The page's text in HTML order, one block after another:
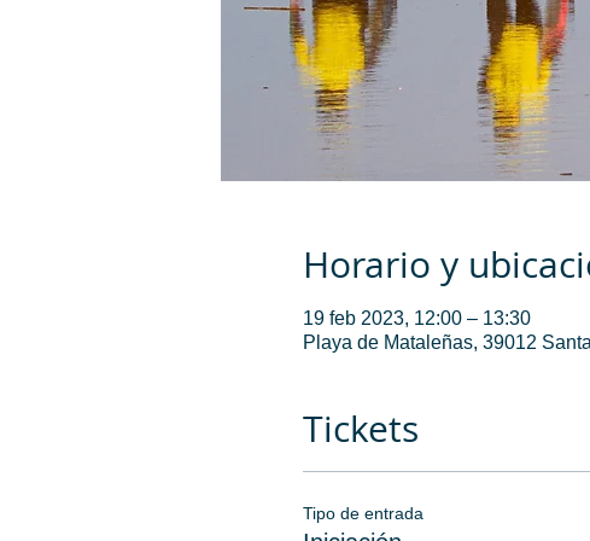
Horario y
19 feb 2023, 12:00 – 13:30
Playa de Mataleñas, 39012
Tickets
Tipo de entrada